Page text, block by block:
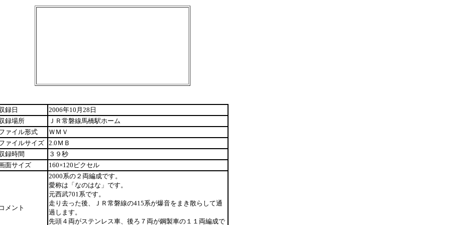
録日
2006年10月28日
録場所
ＪＲ常磐線馬橋駅ホーム
ァイル形式
ＷＭＶ
ァイルサイズ
2.0ＭＢ
録時間
３９秒
面サイズ
160×120ピクセル
メント
2000系の２両編成です。
愛称は「なのはな」です。
元西武701系です。
走り去った後、ＪＲ常磐線の415系が爆音をまき散らして通
過します。
先頭４両がステンレス車、後ろ７両が鋼製車の１１両編成で